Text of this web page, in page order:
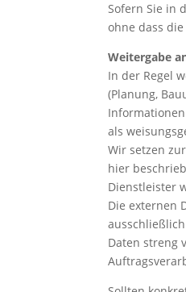
Sofern Sie in
ohne dass
Weitergabe
In der Regel
(Planung,
als
Wir setzen
hier
Dienstleister
Die externen
Daten streng